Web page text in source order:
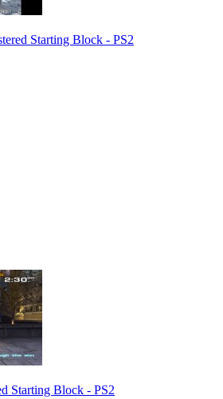
Starting Block - PS2
Starting Block - PS2